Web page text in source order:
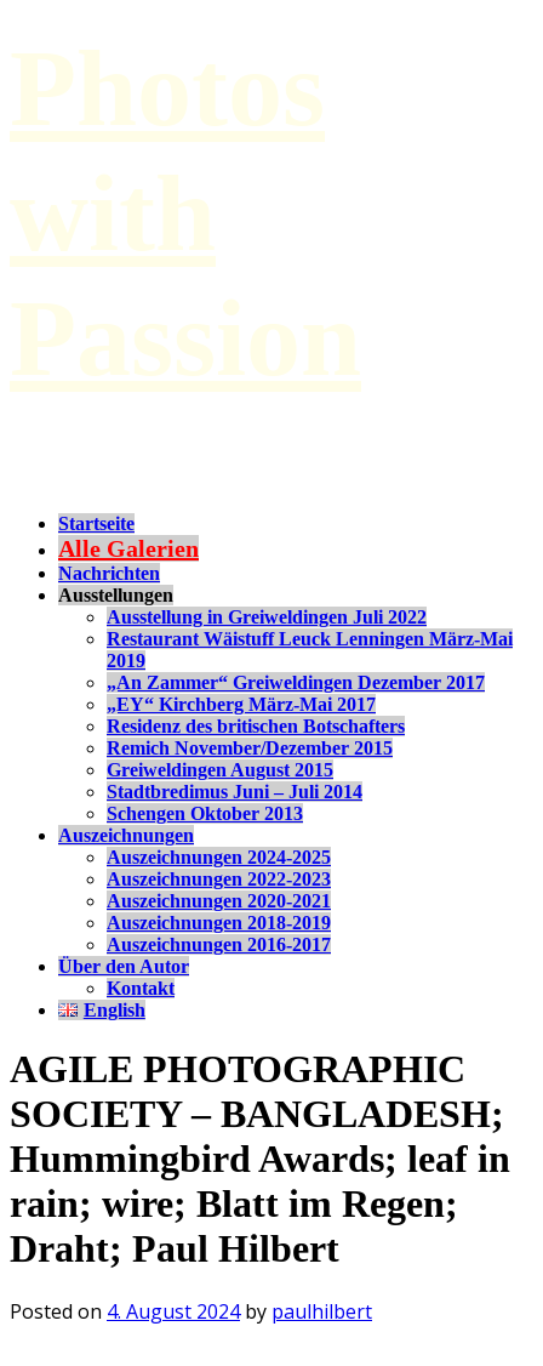
Photos
with
Passion
Startseite
Alle Galerien
Nachrichten
Ausstellungen
Ausstellung in Greiweldingen Juli 2022
Restaurant Wäistuff Leuck Lenningen März-Mai
2019
„An Zammer“ Greiweldingen Dezember 2017
„EY“ Kirchberg März-Mai 2017
Residenz des britischen Botschafters
Remich November/Dezember 2015
Greiweldingen August 2015
Stadtbredimus Juni – Juli 2014
Schengen Oktober 2013
Auszeichnungen
Auszeichnungen 2024-2025
Auszeichnungen 2022-2023
Auszeichnungen 2020-2021
Auszeichnungen 2018-2019
Auszeichnungen 2016-2017
Über den Autor
Kontakt
English
AGILE PHOTOGRAPHIC
SOCIETY – BANGLADESH;
Hummingbird Awards; leaf in
rain; wire; Blatt im Regen;
Draht; Paul Hilbert
Posted on 4. August 2024by paulhilbert